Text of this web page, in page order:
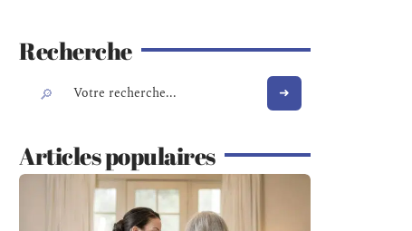
Recherche
Articles populaires